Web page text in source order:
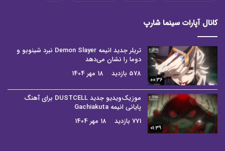
کانال آپارات سینما شارپ
00:36
تریلر جدید انیمه Demon Slayer نبرد شینوبو و
دوما را نشان می‌دهد
578 بازدید
18 مهر 1404
01:39
موزیک‌ویدیو جدید DUSTCELL برای آهنگ
پایانی انیمه Gachiakuta
771 بازدید
18 مهر 1404